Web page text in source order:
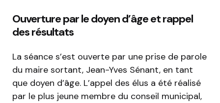
Ouverture par le doyen d’âge et rappel
des résultats
La séance s’est ouverte par une prise de parole
du maire sortant, Jean-Yves Sénant, en tant
que doyen d’âge. L’appel des élus a été réalisé
par le plus jeune membre du conseil municipal,